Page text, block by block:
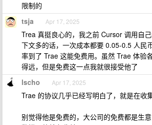
限制的
tsja Apr 17, 2025
Trea 真挺良心的，我之前 Cursor 调用自
下文多的话，一次成本都要 0.05-0.5 人民
率到了 Trae 这能免费用。虽然 Trae 体验
得远，但是免费这一点我就很接受他了
lscho Apr 17, 2025
Trae 的协议几乎已经写明白了，就是在收
别觉得他是免费的，大公司的免费都是生